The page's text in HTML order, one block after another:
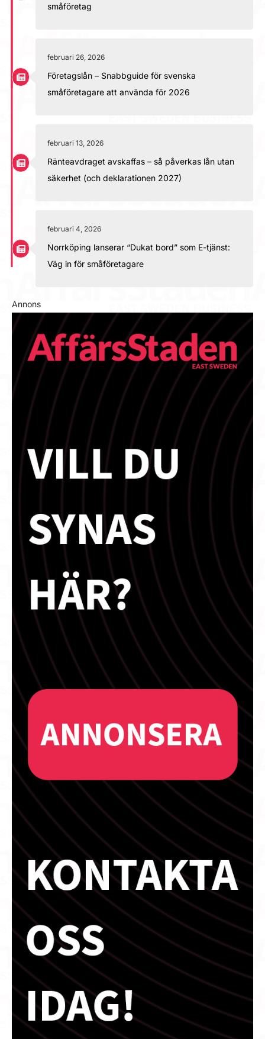
småföretag
februari 26, 2026
Företagslån – Snabbguide för svenska
småföretagare att använda för 2026
februari 13, 2026
Ränteavdraget avskaffas – så påverkas lån utan
säkerhet (och deklarationen 2027)
februari 4, 2026
Norrköping lanserar “Dukat bord” som E-tjänst:
Väg in för småföretagare
Annons